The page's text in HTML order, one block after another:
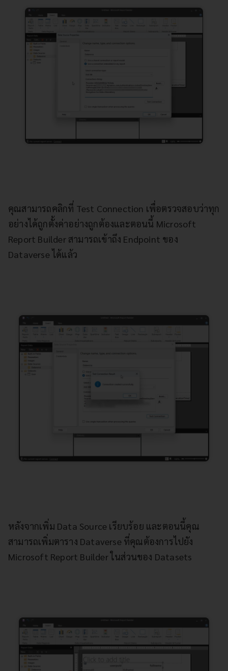
คุณสามารถคลิกที่ Test Connection เพื่อตรวจสอบว่าทุก
อย่างได้ถูกตั้งค่าอย่างถูกต้องและตอนนี้ Microsoft
Report Builder สามารถเข้าถึง Endpoint ของ
Dataverse ได้แล้ว
หลังจากเพิ่ม Data Source เรียบร้อย และตอนนี้คุณ
สามารถเพิ่มตาราง Dataverse ที่คุณต้องการไปยัง
Microsoft Report Builder ในส่วนของ Datasets